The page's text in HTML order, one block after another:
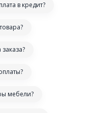
в кредит?
мебели?